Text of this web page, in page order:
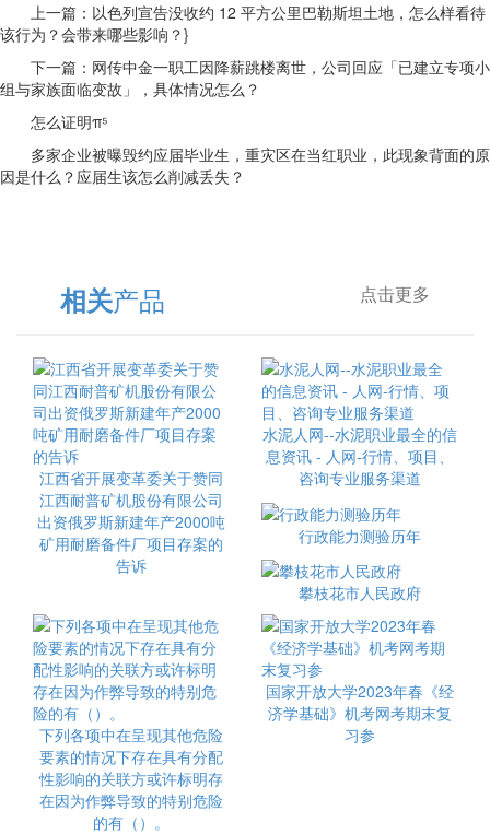
上一篇：以色列宣告没收约 12 平方公里巴勒斯坦土地，怎么样看待
该行为？会带来哪些影响？}
下一篇：网传中金一职工因降薪跳楼离世，公司回应「已建立专项小
组与家族面临变故」，具体情况怎么？
怎么证明π⁵
多家企业被曝毁约应届毕业生，重灾区在当红职业，此现象背面的原
因是什么？应届生该怎么削减丢失？
相关产品 点击更多
江西省开展变革委关于赞同
江西耐普矿机股份有限公司
出资俄罗斯新建年产2000吨
矿用耐磨备件厂项目存案的
告诉
水泥人网--水泥职业最全的信
息资讯 - 人网-行情、项目、
咨询专业服务渠道
行政能力测验历年
攀枝花市人民政府
下列各项中在呈现其他危险
要素的情况下存在具有分配
性影响的关联方或许标明存
在因为作弊导致的特别危险
的有（）。
国家开放大学2023年春《经
济学基础》机考网考期末复
习参